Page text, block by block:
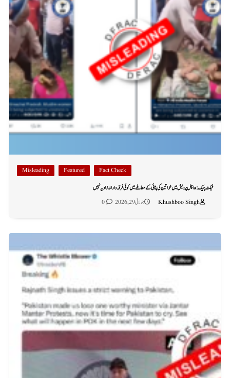
Fact Check
Featured
Misleading
فیکٹ چیک: ہماچل پردیش میں خواتین کی پٹائی کے معاملے میں کوئی فرقہ وارانہ زاویہ نہیں
Khushboo Singh
جولائی 29, 2026 0